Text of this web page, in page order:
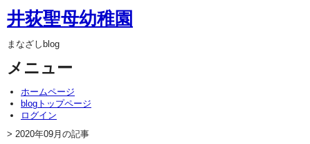
井荻聖母幼稚園
まなざしblog
メニュー
ホームページ
blogトップページ
ログイン
> 2020年09月の記事